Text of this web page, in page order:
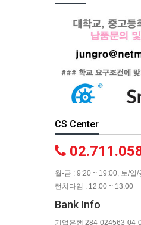
CS Center
월-금 : 9:20 ~ 19:00, 토/일/
런치타임 : 12:00 ~ 13:00
Bank Info
기업은행 284-024563-04-